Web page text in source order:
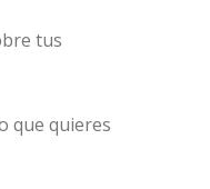
tus
que quieres